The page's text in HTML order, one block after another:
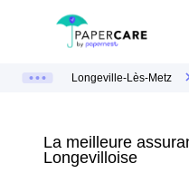
Longeville-Lès-Metz
La meilleure
Longevilloise